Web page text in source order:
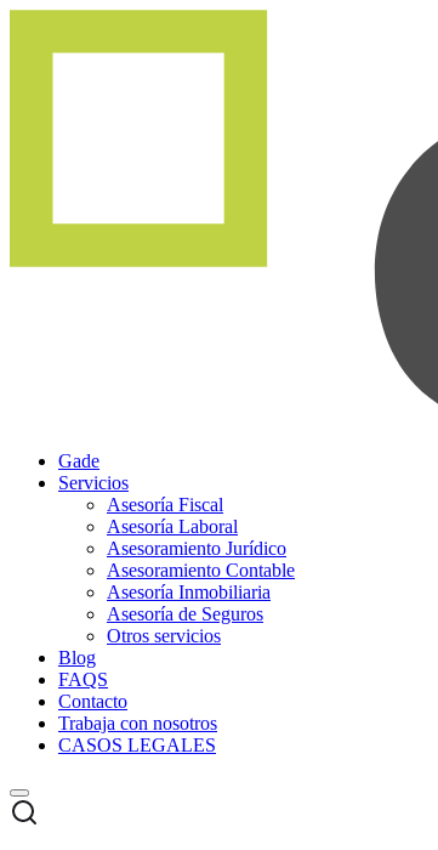
Gade
Servicios
Asesoría Fiscal
Asesoría Laboral
Asesoramiento Jurídico
Asesoramiento Contable
Asesoría Inmobiliaria
Asesoría de Seguros
Otros servicios
Blog
FAQS
Contacto
Trabaja con nosotros
CASOS LEGALES